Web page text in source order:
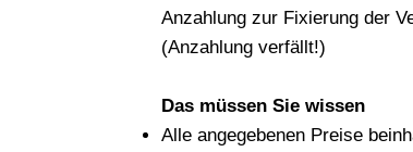
Anzahlung zur Fixierung der
(Anzahlung verfällt!)
Das müssen Sie wissen
Alle angegebenen Preise